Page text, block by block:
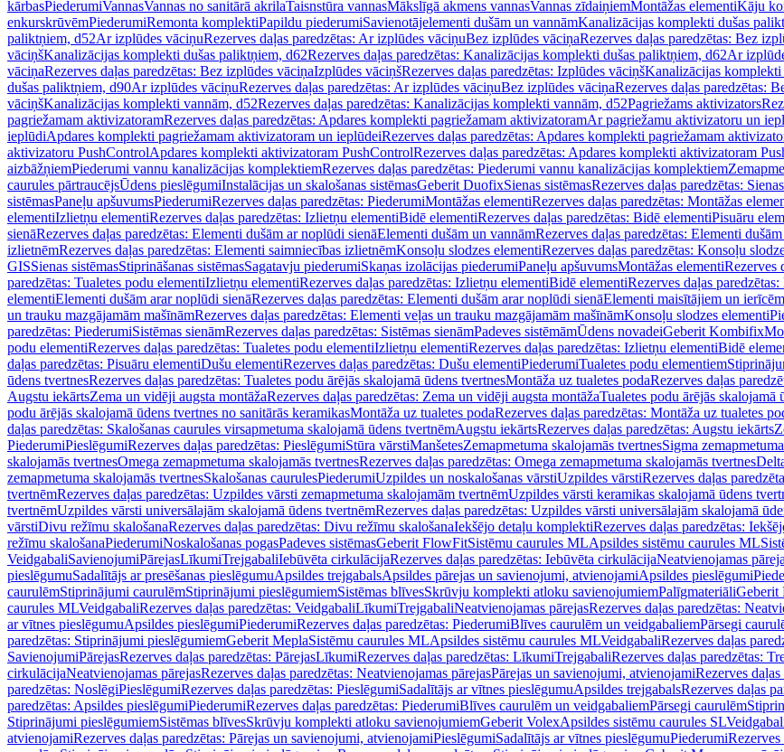
kārbasPiederumiVannasVannas no sanitārā akrilaTaisnstūra vannasMākslīgā akmens vannasVannas zīdaiņiemMontāžas elementiKāju
enkurskrūvēmPiederumiRemonta komplektiPapildu piederumiSavienotājelementi dušām un vannāmKanalizācijas komplekti dušas
paliktņiem, d52Ar izplūdes vāciņuRezerves daļas paredzētas: Ar izplūdes vāciņuBez izplūdes vāciņaRezerves daļas paredzētas: Bez
vāciņšKanalizācijas komplekti dušas paliktņiem, d62Rezerves daļas paredzētas: Kanalizācijas komplekti dušas paliktņiem, d62Ar
vāciņaRezerves daļas paredzētas: Bez izplūdes vāciņaIzplūdes vāciņšRezerves daļas paredzētas: Izplūdes vāciņšKanalizācijas
dušas paliktņiem, d90Ar izplūdes vāciņuRezerves daļas paredzētas: Ar izplūdes vāciņuBez izplūdes vāciņaRezerves daļas paredzētas:
vāciņšKanalizācijas komplekti vannām, d52Rezerves daļas paredzētas: Kanalizācijas komplekti vannām, d52Pagriežams aktivizators
pagriežamam aktivizatoramRezerves daļas paredzētas: Apdares komplekti pagriežamam aktivizatoramAr pagriežamu aktivizatoru un
ieplūdiApdares komplekti pagriežamam aktivizatoram un ieplūdeiRezerves daļas paredzētas: Apdares komplekti pagriežamam
aktivizatoru PushControlApdares komplekti aktivizatoram PushControlRezerves daļas paredzētas: Apdares komplekti aktivizatoram
aizbāžņiemPiederumi vannu kanalizācijas komplektiemRezerves daļas paredzētas: Piederumi vannu kanalizācijas komplektiem
caurules pārtraucējsŪdens pieslēgumiInstalācijas un skalošanas sistēmasGeberit DuofixSienas sistēmasRezerves daļas paredzētas:
sistēmasPaneļu apšuvumsPiederumiRezerves daļas paredzētas: PiederumiMontāžas elementiRezerves daļas paredzētas: Montāžas
elementiIzlietņu elementiRezerves daļas paredzētas: Izlietņu elementiBidē elementiRezerves daļas paredzētas: Bidē elementiPisuāru
sienāRezerves daļas paredzētas: Elementi dušām ar noplūdi sienāElementi dušām un vannāmRezerves daļas paredzētas: Elementi
izlietnēmRezerves daļas paredzētas: Elementi saimniecības izlietnēmKonsoļu slodzes elementiRezerves daļas paredzētas: Konsoļu
GISSienas sistēmasStiprināšanas sistēmasSagatavju piederumiSkaņas izolācijas piederumiPaneļu apšuvumsMontāžas elementiRezerves
paredzētas: Tualetes podu elementiIzlietņu elementiRezerves daļas paredzētas: Izlietņu elementiBidē elementiRezerves daļas
elementiElementi dušām arar noplūdi sienāRezerves daļas paredzētas: Elementi dušām arar noplūdi sienāElementi maisītājiem un ierīcēm
un trauku mazgājamām mašīnāmRezerves daļas paredzētas: Elementi veļas un trauku mazgājamām mašīnāmKonsoļu slodzes elementi
paredzētas: PiederumiSistēmas sienāmRezerves daļas paredzētas: Sistēmas sienāmPadeves sistēmāmŪdens novadeiGeberit Kombifix
podu elementiRezerves daļas paredzētas: Tualetes podu elementiIzlietņu elementiRezerves daļas paredzētas: Izlietņu elementiBidē
daļas paredzētas: Pisuāru elementiDušu elementiRezerves daļas paredzētas: Dušu elementiPiederumiTualetes podu elementiem
ūdens tvertnesRezerves daļas paredzētas: Tualetes podu ārējās skalojamā ūdens tvertnesMontāža uz tualetes podaRezerves daļas
Augstu iekārtsZema un vidēji augsta montāžaRezerves daļas paredzētas: Zema un vidēji augsta montāžaTualetes podu ārējās skalojamā
podu ārējās skalojamā ūdens tvertnes no sanitārās keramikasMontāža uz tualetes podaRezerves daļas paredzētas: Montāža uz tualetes
daļas paredzētas: Skalošanas caurules virsapmetuma skalojamā ūdens tvertnēmAugstu iekārtsRezerves daļas paredzētas: Augstu iekārts
PiederumiPieslēgumiRezerves daļas paredzētas: PieslēgumiStūra vārstiManšetesZemapmetuma skalojamās tvertnesSigma
skalojamās tvertnesOmega zemapmetuma skalojamās tvertnesRezerves daļas paredzētas: Omega zemapmetuma skalojamās tvertnes
zemapmetuma skalojamās tvertnesSkalošanas caurulesPiederumiUzpildes un noskalošanas vārstiUzpildes vārstiRezerves daļas
tvertnēmRezerves daļas paredzētas: Uzpildes vārsti zemapmetuma skalojamām tvertnēmUzpildes vārsti keramikas skalojamā ūdens
tvertnēmUzpildes vārsti universālajām skalojamā ūdens tvertnēmRezerves daļas paredzētas: Uzpildes vārsti universālajām skalojamā
vārstiDivu režīmu skalošanaRezerves daļas paredzētas: Divu režīmu skalošanaIekšējo detaļu komplektiRezerves daļas paredzētas:
režīmu skalošanaPiederumiNoskalošanas pogasPadeves sistēmasGeberit FlowFitSistēmu caurules MLApsildes sistēmu caurules ML
VeidgabaliSavienojumiPārejasLīkumiTrejgabaliIebūvēta cirkulācijaRezerves daļas paredzētas: Iebūvēta cirkulācijaNeatvienojamas
pieslēgumuSadalītājs ar presēšanas pieslēgumuApsildes trejgabalsApsildes pārejas un savienojumi, atvienojamiApsildes pieslēgumi
caurulēmStiprinājumi caurulēmStiprinājumi pieslēgumiemSistēmas blīvesSkrūvju komplekti atloku savienojumiemPalīgmateriāliGeberit
caurules MLVeidgabaliRezerves daļas paredzētas: VeidgabaliLīkumiTrejgabaliNeatvienojamas pārejasRezerves daļas paredzētas:
ar vītnes pieslēgumuApsildes pieslēgumiPiederumiRezerves daļas paredzētas: PiederumiBlīves caurulēm un veidgabaliemPārsegi
paredzētas: Stiprinājumi pieslēgumiemGeberit MeplaSistēmu caurules MLApsildes sistēmu caurules MLVeidgabaliRezerves daļas
SavienojumiPārejasRezerves daļas paredzētas: PārejasLīkumiRezerves daļas paredzētas: LīkumiTrejgabaliRezerves daļas paredzētas:
cirkulācijaNeatvienojamas pārejasRezerves daļas paredzētas: Neatvienojamas pārejasPārejas un savienojumi, atvienojamiRezerves
paredzētas: NoslēgiPieslēgumiRezerves daļas paredzētas: PieslēgumiSadalītājs ar vītnes pieslēgumuApsildes trejgabalsRezerves daļas
paredzētas: Apsildes pieslēgumiPiederumiRezerves daļas paredzētas: PiederumiBlīves caurulēm un veidgabaliemPārsegi caurulēm
Stiprinājumi pieslēgumiemSistēmas blīvesSkrūvju komplekti atloku savienojumiemGeberit VolexApsildes sistēmu caurules SL
atvienojamiRezerves daļas paredzētas: Pārejas un savienojumi, atvienojamiPieslēgumiSadalītājs ar vītnes pieslēgumuPiederumiRezerves